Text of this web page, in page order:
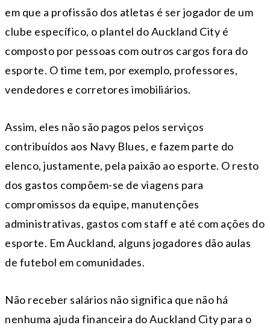
em que a profissão dos atletas é ser jogador de um
clube específico, o plantel do Auckland City é
composto por pessoas com outros cargos fora do
esporte. O time tem, por exemplo, professores,
vendedores e corretores imobiliários.
Assim, eles não são pagos pelos serviços
contribuídos aos Navy Blues, e fazem parte do
elenco, justamente, pela paixão ao esporte. O resto
dos gastos compõem-se de viagens para
compromissos da equipe, manutenções
administrativas, gastos com staff e até com ações do
esporte. Em Auckland, alguns jogadores dão aulas
de futebol em comunidades.
Não receber salários não significa que não há
nenhuma ajuda financeira do Auckland City para o